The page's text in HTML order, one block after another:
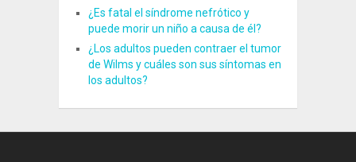
¿Es fatal el síndrome nefrótico y
puede morir un niño a causa de él?
¿Los adultos pueden contraer el tumor
de Wilms y cuáles son sus síntomas en
los adultos?